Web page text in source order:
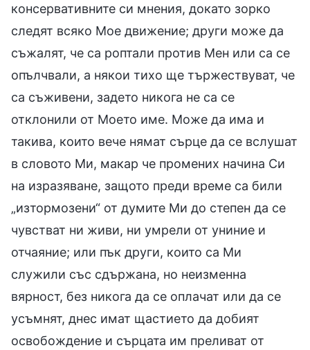
консервативните си мнения, докато зорко
следят всяко Мое движение; други може да
съжалят, че са роптали против Мен или са се
опълчвали, а някои тихо ще тържествуват, че
са съживени, задето никога не са се
отклонили от Моето име. Може да има и
такива, които вече нямат сърце да се вслушат
в словото Ми, макар че промених начина Си
на изразяване, защото преди време са били
„изтормозени“ от думите Ми до степен да се
чувстват ни живи, ни умрели от униние и
отчаяние; или пък други, които са Ми
служили със сдържана, но неизменна
вярност, без никога да се оплачат или да се
усъмнят, днес имат щастието да добият
освобождение и сърцата им преливат от